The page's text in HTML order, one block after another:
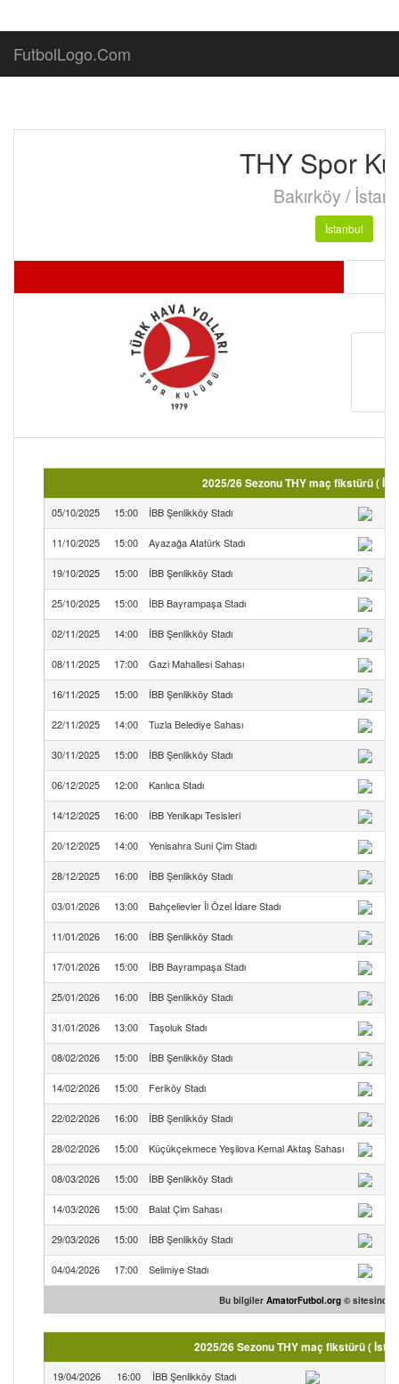
FutbolLogo.Com
THY Spor
Bakırköy /
İstanbul
2025/26 Sezonu THY maç fikstürü (
05/10/2025 15:00 İBB Şenlikköy Stadı
11/10/2025 15:00 Ayazağa Atatürk Stadı
19/10/2025 15:00 İBB Şenlikköy Stadı
25/10/2025 15:00 İBB Bayrampaşa Stadı
02/11/2025 14:00 İBB Şenlikköy Stadı
08/11/2025 17:00 Gazi Mahallesi Sahası
16/11/2025 15:00 İBB Şenlikköy Stadı
22/11/2025 14:00 Tuzla Belediye Sahası
30/11/2025 15:00 İBB Şenlikköy Stadı
06/12/2025 12:00 Kanlıca Stadı
14/12/2025 16:00 İBB Yenikapı Tesisleri
20/12/2025 14:00 Yenisahra Suni Çim Stadı
28/12/2025 16:00 İBB Şenlikköy Stadı
03/01/2026 13:00 Bahçelievler İl Özel İdare Stadı
11/01/2026 16:00 İBB Şenlikköy Stadı
17/01/2026 15:00 İBB Bayrampaşa Stadı
25/01/2026 16:00 İBB Şenlikköy Stadı
31/01/2026 13:00 Taşoluk Stadı
08/02/2026 15:00 İBB Şenlikköy Stadı
14/02/2026 15:00 Feriköy Stadı
22/02/2026 16:00 İBB Şenlikköy Stadı
28/02/2026 15:00 Küçükçekmece Yeşilova Kemal Aktaş Sahası
08/03/2026 15:00 İBB Şenlikköy Stadı
14/03/2026 15:00 Balat Çim Sahası
29/03/2026 15:00 İBB Şenlikköy Stadı
04/04/2026 17:00 Selimiye Stadı
Bu bilgiler AmatorFutbol.org© sitesinden
2025/26 Sezonu THY maç fikstürü (
19/04/2026 16:00 İBB Şenlikköy Stadı